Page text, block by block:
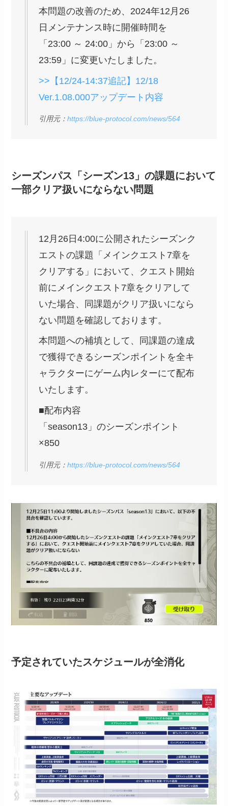
本問題の改善のため、2024年12月26
日メンテナンス時に開催時間を
「23:00 ～ 24:00」から「23:00 ～
23:59」に変更いたしました。
>>【12/24-14:37追記】12/18
Ver.1.08.000アップデート内容
引用元：https://blue-protocol.com/news/564
シーズンパス「シーズン13」の課題において
一部クリア扱いにならない問題
12月26日4:00に公開されたシーズンク
エストの課題「メインクエスト7章を
クリアする」において、クエスト開始
前にメインクエスト7章をクリアして
いた場合、同課題がクリア扱いになら
ない問題を確認しております。
本問題への補填として、同課題の達成
で獲得できるシーズンポイントを全キ
ャラクターにゲーム内レターにて配布
いたします。
■配布内容
「season13」のシーズンポイント
×850
引用元：https://blue-protocol.com/news/564
予定されていたスケジュールが全消化